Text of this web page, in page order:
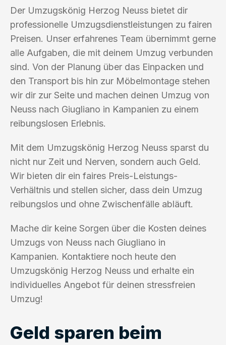
Der Umzugskönig Herzog Neuss bietet dir
professionelle Umzugsdienstleistungen zu fairen
Preisen. Unser erfahrenes Team übernimmt gerne
alle Aufgaben, die mit deinem Umzug verbunden
sind. Von der Planung über das Einpacken und
den Transport bis hin zur Möbelmontage stehen
wir dir zur Seite und machen deinen Umzug von
Neuss nach Giugliano in Kampanien zu einem
reibungslosen Erlebnis.
Mit dem Umzugskönig Herzog Neuss sparst du
nicht nur Zeit und Nerven, sondern auch Geld.
Wir bieten dir ein faires Preis-Leistungs-
Verhältnis und stellen sicher, dass dein Umzug
reibungslos und ohne Zwischenfälle abläuft.
Mache dir keine Sorgen über die Kosten deines
Umzugs von Neuss nach Giugliano in
Kampanien. Kontaktiere noch heute den
Umzugskönig Herzog Neuss und erhalte ein
individuelles Angebot für deinen stressfreien
Umzug!
Geld sparen beim